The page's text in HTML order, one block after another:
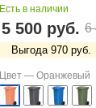
Есть в наличии
5 500 руб. 6
Выгода 970 руб.
Цвет — Оранжевый